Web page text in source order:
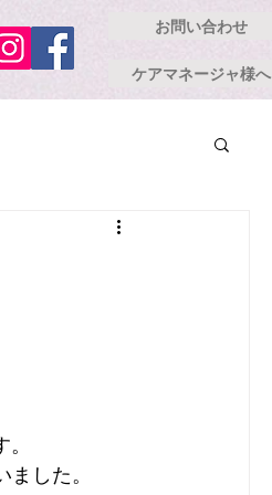
お問い合わせ
ケアマネージャ様へ
した。